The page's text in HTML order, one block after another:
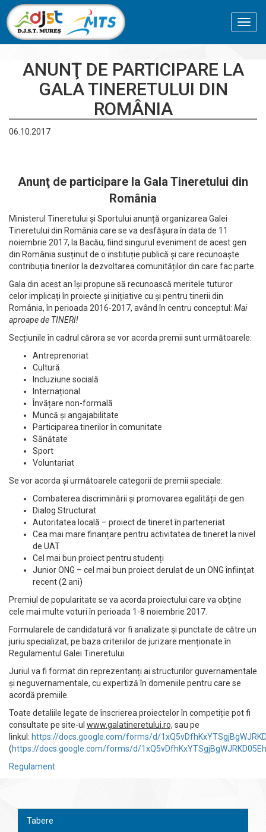
ANUNŢ DE PARTICIPARE LA
GALA TINERETULUI DIN
ROMÂNIA
06.10.2017
Anunţ de participare la Gala Tineretului din
România
Ministerul Tineretului și Sportului anunță organizarea Galei
Tineretului din România care se va desfășura în data de 11
noiembrie 2017, la Bacău, fiind singurul eveniment de acest gen
din România susținut de o instituție publică și care recunoaște
contribuția tinerilor la dezvoltarea comunităților din care fac parte.
Gala din acest an își propune să recunoască meritele tuturor
celor implicați în proiecte și inițiative cu și pentru tinerii din
România, în perioada 2016-2017, având în centru conceptul: Mai
aproape de TINERI!
Secțiunile în cadrul cărora se vor acorda premii sunt următoarele:
Antreprenoriat
Cultură
Incluziune socială
Internațional
Învățare non-formală
Muncă și angajabilitate
Participarea tinerilor în comunitate
Sănătate
Sport
Voluntariat
Se vor acorda și următoarele categorii de premii speciale:
Combaterea discriminării și promovarea egalității de gen
Dialog Structurat
Autoritatea locală – proiect de tineret în parteneriat
Cea mai mare finanțare pentru activitatea de tineret la nivel
de UAT
Cel mai bun proiect pentru studenți
Junior ONG – cel mai bun proiect derulat de un ONG înființat
recent (2 ani)
Premiul de popularitate se va acorda proiectului care va obține
cele mai multe voturi în perioada 1-8 noiembrie 2017.
Formularele de candidatură vor fi analizate și punctate de către un
juriu specializat, pe baza criteriilor de jurizare menționate în
Regulamentul Galei Tineretului.
Juriul va fi format din reprezentanți ai structurilor guvernamentale
și neguvernamentale, cu expertiză în domeniile pentru care se
acordă premiile.
Toate detaliile legate de înscrierea proiectelor în competiție pot fi
consultate pe site-ul www.galatineretului.ro, sau pe
linkul: https://docs.google.com/forms/d/
(https://docs.google.com/forms/d/
Regulament
Tabere